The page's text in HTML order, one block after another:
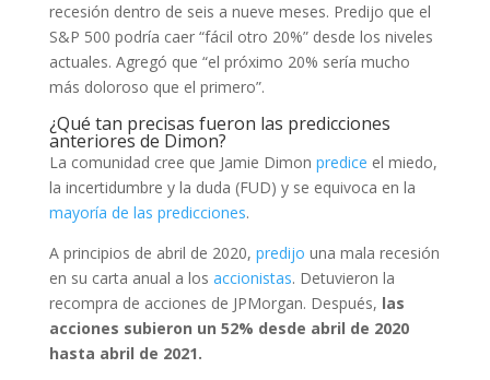
recesión dentro de seis a nueve meses. Predijo que el
S&P 500 podría caer “fácil otro 20%” desde los niveles
actuales. Agregó que “el próximo 20% sería mucho
más doloroso que el primero”.
¿Qué tan precisas fueron las predicciones
anteriores de Dimon?
La comunidad cree que Jamie Dimon predice el miedo,
la incertidumbre y la duda (FUD) y se equivoca en la
mayoría de las predicciones.
A principios de abril de 2020, predijo una mala recesión
en su carta anual a los accionistas. Detuvieron la
recompra de acciones de JPMorgan. Después, las
acciones subieron un 52% desde abril de 2020
hasta abril de 2021.